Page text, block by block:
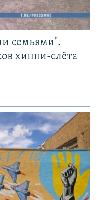
семьями".
хиппи-слёта